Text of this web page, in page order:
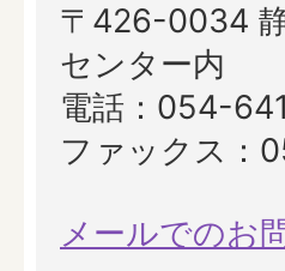
〒426-0034
センター内
電話：054-
ファックス：
メールでのお